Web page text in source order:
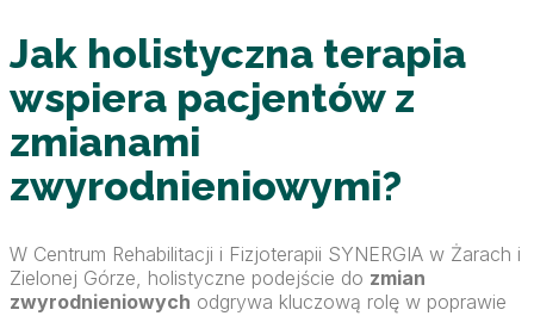
Jak holistyczna terapia
wspiera pacjentów z
zmianami
zwyrodnieniowymi?
W Centrum Rehabilitacji i Fizjoterapii SYNERGIA w Żarach i
Zielonej Górze, holistyczne podejście do zmian
zwyrodnieniowych odgrywa kluczową rolę w poprawie